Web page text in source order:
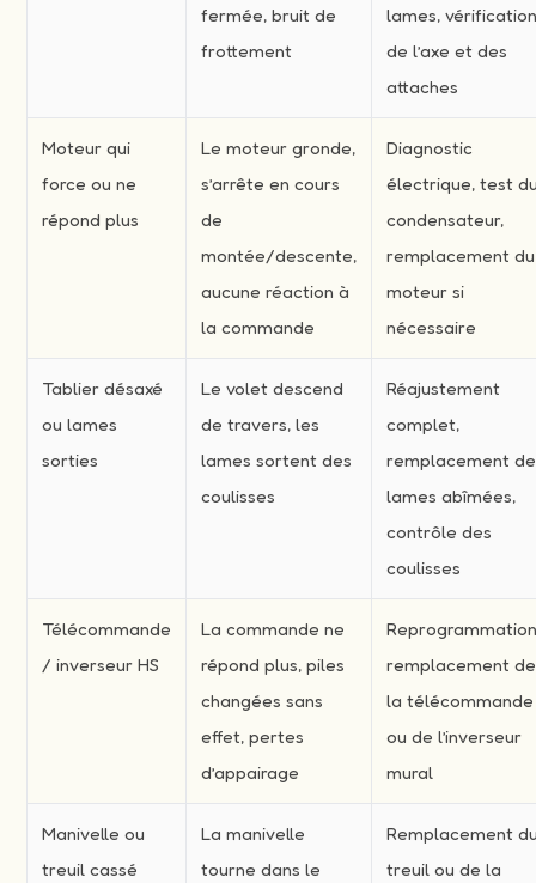
fermée, bruit de
frottement
lames,
de l’axe et des
attaches
Moteur qui
force ou ne
répond plus
Le moteur gronde,
s’arrête en cours
de
montée/descente,
aucune réaction à
la commande
Diagnostic
électrique, test
condensateur,
remplacement du
moteur si
nécessaire
Tablier désaxé
ou lames
sorties
Le volet descend
de travers, les
lames sortent des
coulisses
Réajustement
complet,
remplacement de
lames abîmées,
contrôle des
coulisses
Télécommande
/ inverseur HS
La commande ne
répond plus, piles
changées sans
effet, pertes
d’appairage
remplacement de
la télécommande
ou de l’inverseur
mural
Manivelle ou
treuil cassé
La manivelle
tourne dans le
Remplacement
treuil ou de la